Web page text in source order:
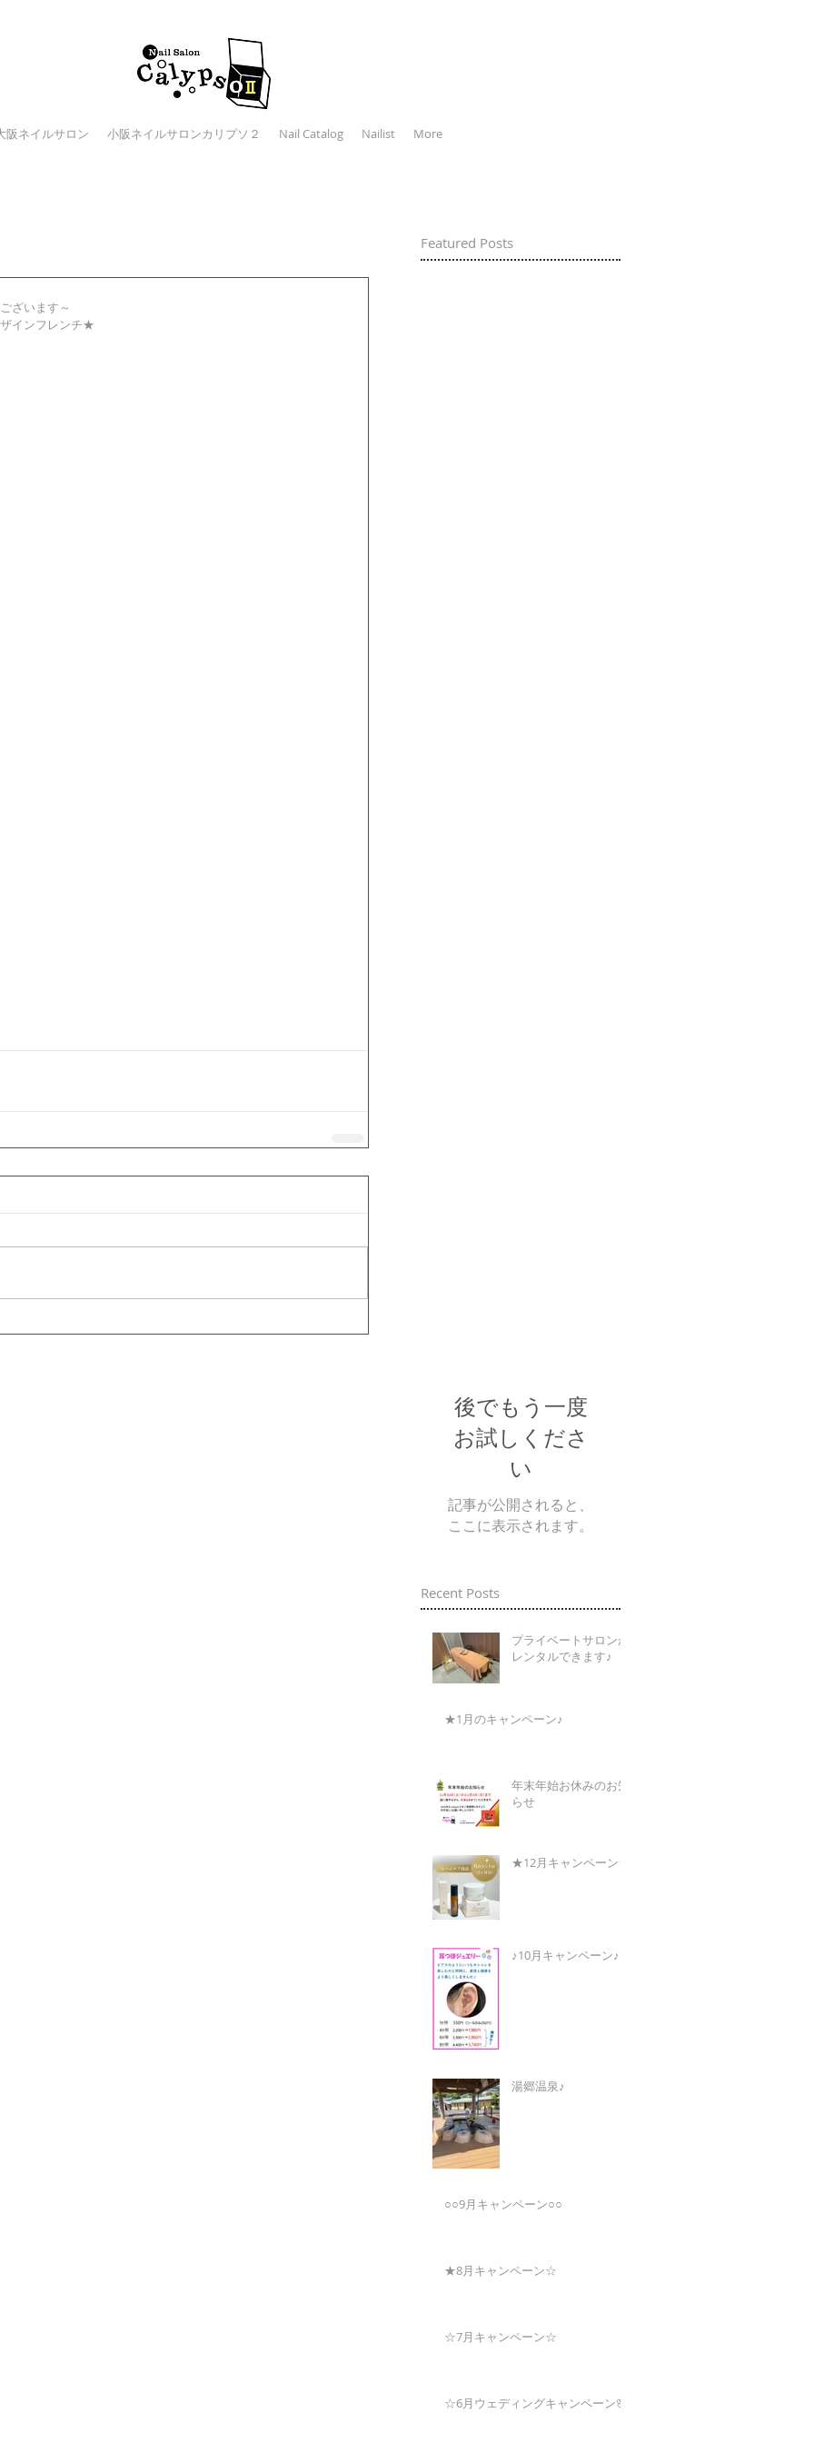
阪ネイルサロン 小阪ネイルサロンカリプソ２ Nail Catalog Nailist More
Featured Posts
ざいます～
インフレンチ★
後でもう一度
お試しくださ
い
記事が公開されると、
ここに表示されます。
Recent Posts
プライベートサロンが
レンタルできます♪
★1月のキャンペーン♪
年末年始お休みのお知
らせ
★12月キャンペーン★
♪10月キャンペーン♪
湯郷温泉♪
○○9月キャンペーン○○
★8月キャンペーン☆
☆7月キャンペーン☆
☆6月ウェディングキャンペーン🌸